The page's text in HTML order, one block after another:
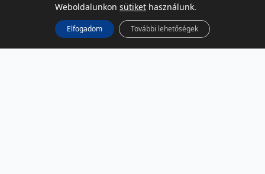
Weboldalunkon sütiket használunk.
Elfogadom További lehetőségek